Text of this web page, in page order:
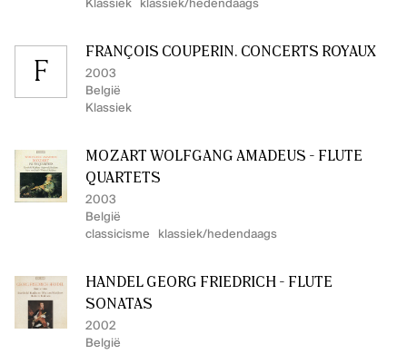
Klassiek
klassiek/hedendaags
F
FRANÇOIS COUPERIN. CONCERTS ROYAUX
2003
België
Klassiek
MOZART WOLFGANG AMADEUS - FLUTE
QUARTETS
2003
België
classicisme
klassiek/hedendaags
HÄNDEL GEORG FRIEDRICH - FLUTE
SONATAS
2002
België